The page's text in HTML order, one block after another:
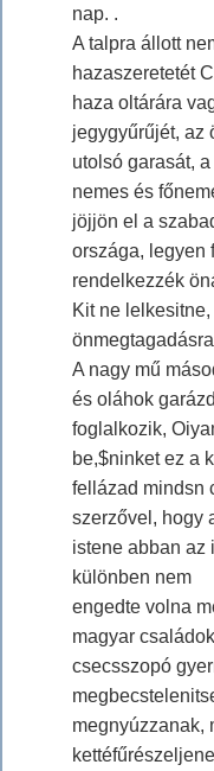
nap. .
A talpra állott
hazaszeretetét
haza oltárára
jegygyűrűjét, az
utolsó garasát,
nemes és
jöjjön el a
országa, legyen
rendelkezzék
Kit ne
A nagy mű
és oláhok
foglalkozik,
be,$ninket ez a
fellázad mindsn
szerzővel, hogy
istene abban az
különben nem
engedte volna
magyar
csecsszopó
megnyúzzanak,